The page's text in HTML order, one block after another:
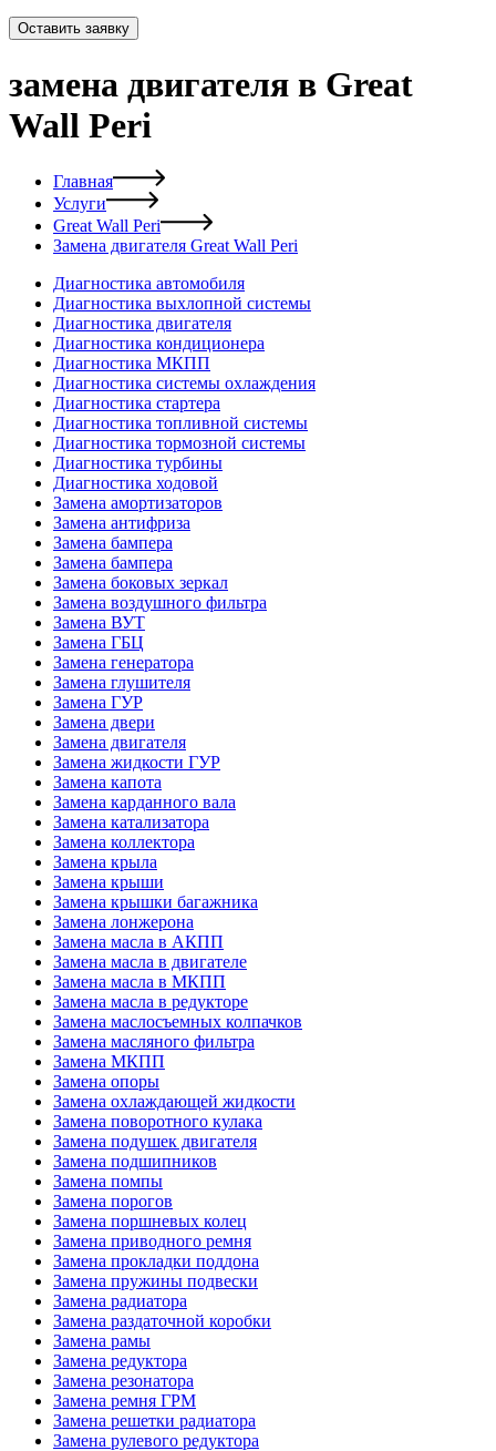
Оставить заявку
замена двигателя в Great
Wall Peri
Главная
Услуги
Great Wall Peri
Замена двигателя Great Wall Peri
Диагностика автомобиля
Диагностика выхлопной системы
Диагностика двигателя
Диагностика кондиционера
Диагностика МКПП
Диагностика системы охлаждения
Диагностика стартера
Диагностика топливной системы
Диагностика тормозной системы
Диагностика турбины
Диагностика ходовой
Замена амортизаторов
Замена антифриза
Замена бампера
Замена бампера
Замена боковых зеркал
Замена воздушного фильтра
Замена ВУТ
Замена ГБЦ
Замена генератора
Замена глушителя
Замена ГУР
Замена двери
Замена двигателя
Замена жидкости ГУР
Замена капота
Замена карданного вала
Замена катализатора
Замена коллектора
Замена крыла
Замена крыши
Замена крышки багажника
Замена лонжерона
Замена масла в АКПП
Замена масла в двигателе
Замена масла в МКПП
Замена масла в редукторе
Замена маслосъемных колпачков
Замена масляного фильтра
Замена МКПП
Замена опоры
Замена охлаждающей жидкости
Замена поворотного кулака
Замена подушек двигателя
Замена подшипников
Замена помпы
Замена порогов
Замена поршневых колец
Замена приводного ремня
Замена прокладки поддона
Замена пружины подвески
Замена радиатора
Замена раздаточной коробки
Замена рамы
Замена редуктора
Замена резонатора
Замена ремня ГРМ
Замена решетки радиатора
Замена рулевого редуктора